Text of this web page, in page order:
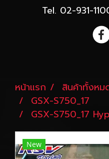
Tel. 02-931-
หน้าแรก สินค้าทั้งหม
GSX-S750_17
GSX-S750_17
New